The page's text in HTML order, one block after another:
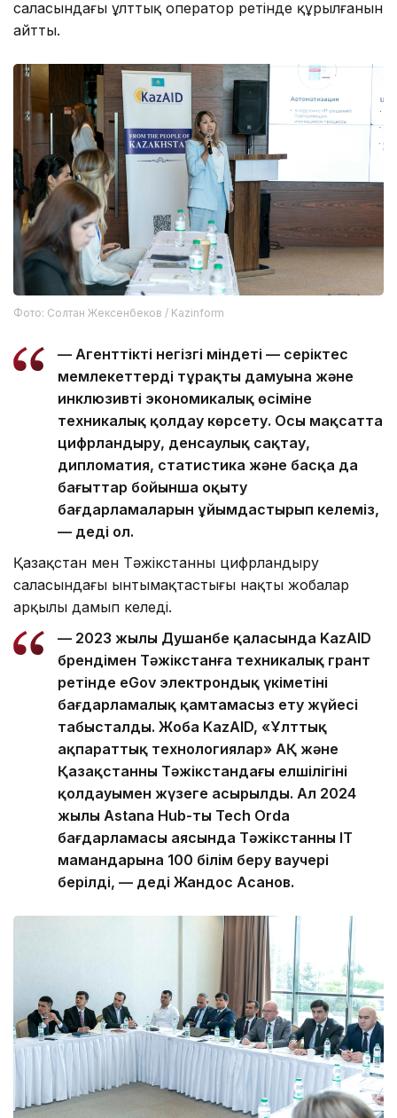
саласындағы ұлттық оператор ретінде құрылғанын
айтты.
Фото: Солтан Жексенбеков / Kazinform
— Агенттіктің негізгі міндеті — серіктес
мемлекеттердің тұрақты дамуына және
инклюзивті экономикалық өсіміне
техникалық қолдау көрсету. Осы мақсатта
цифрландыру, денсаулық сақтау,
дипломатия, статистика және басқа да
бағыттар бойынша оқыту
бағдарламаларын ұйымдастырып келеміз,
— деді ол.
Қазақстан мен Тәжікстанның цифрландыру
саласындағы ынтымақтастығы нақты жобалар
арқылы дамып келеді.
— 2023 жылы Душанбе қаласында KazAID
брендімен Тәжікстанға техникалық грант
ретінде eGov электрондық үкіметінің
бағдарламалық қамтамасыз ету жүйесі
табысталды. Жоба KazAID, «Ұлттық
ақпараттық технологиялар» АҚ және
Қазақстанның Тәжікстандағы елшілігінің
қолдауымен жүзеге асырылды. Ал 2024
жылы Astana Hub-тың Tech Orda
бағдарламасы аясында Тәжікстанның IT
мамандарына 100 білім беру ваучері
берілді, — деді Жандос Асанов.